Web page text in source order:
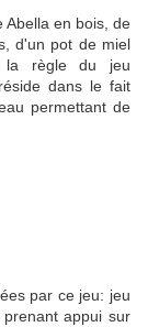
Abella en bois, de
d'un pot de miel
la règle du jeu
dans le fait
permettant de
par ce jeu: jeu
appui sur